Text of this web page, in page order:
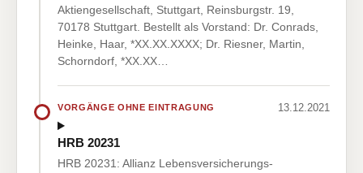
Aktiengesellschaft, Stuttgart, Reinsburgstr. 19,
70178 Stuttgart. Bestellt als Vorstand: Dr. Conrads,
Heinke, Haar, *XX.XX.XXXX; Dr. Riesner, Martin,
Schorndorf, *XX.XX…
VORGÄNGE OHNE EINTRAGUNG 13.12.2021
HRB 20231
HRB 20231: Allianz Lebensversicherungs-